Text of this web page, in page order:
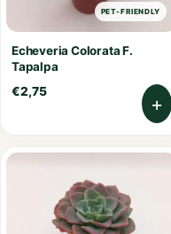
PET-FRIENDLY
Echeveria Colorata F.
Tapalpa
€2,75
+